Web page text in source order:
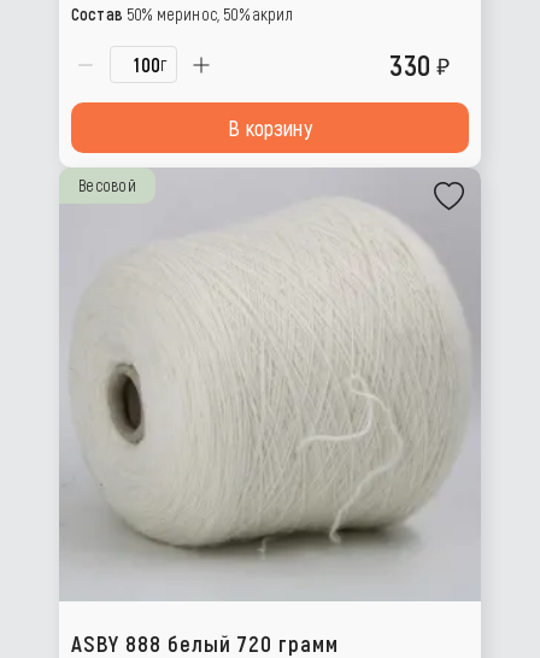
Состав 50% меринос, 50% акрил
г 330
В корзину
Весовой
ASBY 888 белый 720 грамм